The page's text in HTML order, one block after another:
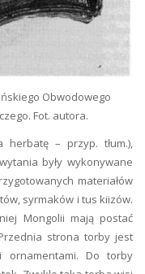
Obwodowego
Fot. autora.
herbatę – przyp. tłum.),
były wykonywane
materiałów
syrmaków i tus kiizów.
Mongolii mają postać
strona torby jest
ornamentami. Do torby